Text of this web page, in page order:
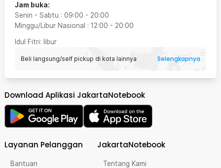
Jam buka:
Senin - Sabtu : 09:00 - 20:00
Minggu/Libur Nasional : 12:00 - 20:00
Idul Fitri: libur
Beli langsung/self pickup di kota lainnya Selengkapnya
Download Aplikasi JakartaNotebook
Layanan Pelanggan
Bantuan
JakartaNotebook
Tentang Kami